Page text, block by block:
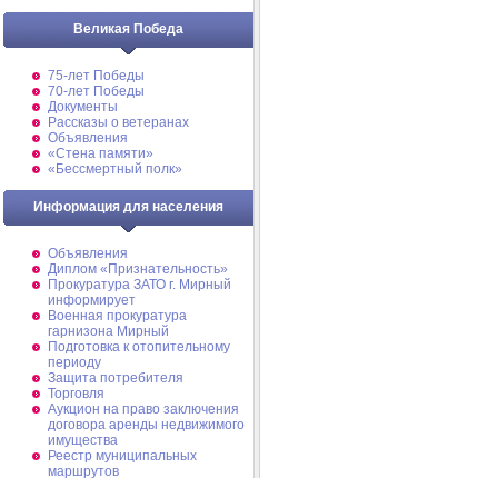
Великая Победа
75-лет Победы
70-лет Победы
Документы
Рассказы о ветеранах
Объявления
«Стена памяти»
«Бессмертный полк»
Информация для населения
Объявления
Диплом «Признательность»
Прокуратура ЗАТО г. Мирный
информирует
Военная прокуратура
гарнизона Мирный
Подготовка к отопительному
периоду
Защита потребителя
Торговля
Аукцион на право заключения
договора аренды недвижимого
имущества
Реестр муниципальных
маршрутов